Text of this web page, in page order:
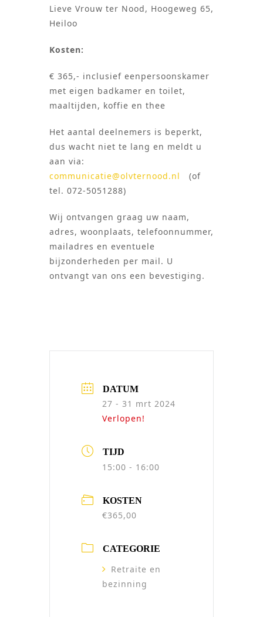
Lieve Vrouw ter Nood, Hoogeweg 65,
Heiloo
Kosten:
€ 365,- inclusief eenpersoonskamer
met eigen badkamer en toilet,
maaltijden, koffie en thee
Het aantal deelnemers is beperkt,
dus wacht niet te lang en meldt u
aan via:
communicatie@olvternood.nl
(of
tel. 072-5051288)
Wij ontvangen graag uw naam,
adres, woonplaats, telefoonnummer,
mailadres en eventuele
bijzonderheden per mail. U
ontvangt van ons een bevestiging.
DATUM
27 - 31 mrt 2024
Verlopen!
TIJD
15:00 - 16:00
KOSTEN
€365,00
CATEGORIE
Retraite en
bezinning